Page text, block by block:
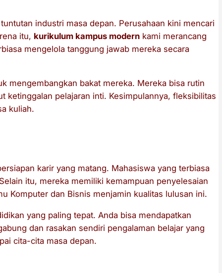
industri masa depan. Perusahaan kini mencari
itu, kurikulum kampus modern kami merancang
mengelola tanggung jawab mereka secara
mengembangkan bakat mereka. Mereka bisa rutin
ketinggalan pelajaran inti. Kesimpulannya, fleksibilitas
kuliah.
karir yang matang. Mahasiswa yang terbiasa
itu, mereka memiliki kemampuan penyelesaian
Komputer dan Bisnis menjamin kualitas lulusan ini.
yang paling tepat. Anda bisa mendapatkan
dan rasakan sendiri pengalaman belajar yang
cita-cita masa depan.